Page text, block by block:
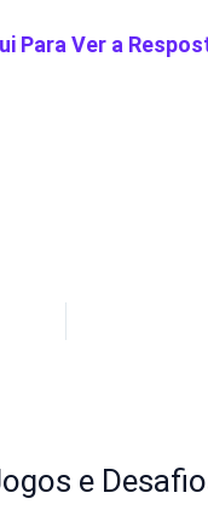
Para Ver a
e